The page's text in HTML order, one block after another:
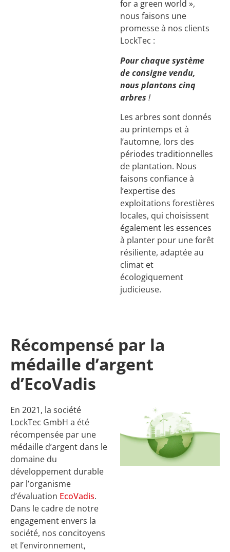
for a green world »,
nous faisons une
promesse à nos clients
LockTec :
Pour chaque système
de consigne vendu,
nous plantons cinq
arbres !
Les arbres sont donnés
au printemps et à
l’automne, lors des
périodes traditionnelles
de plantation. Nous
faisons confiance à
l’expertise des
exploitations forestières
locales, qui choisissent
également les essences
à planter pour une forêt
résiliente, adaptée au
climat et
écologiquement
judicieuse.
Récompensé par la
médaille d’argent
d’EcoVadis
En 2021, la société
LockTec GmbH a été
récompensée par une
médaille d’argent dans le
domaine du
développement durable
par l’organisme
d’évaluation EcoVadis.
Dans le cadre de notre
engagement envers la
société, nos concitoyens
et l’environnement,